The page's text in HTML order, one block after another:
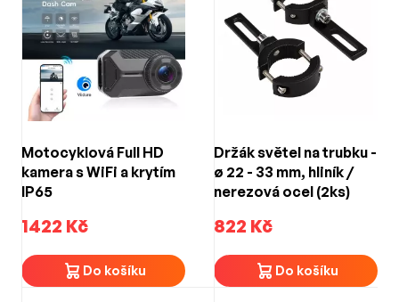
Motocyklová Full HD
kamera s WiFi a krytím
IP65
1422 Kč
Do košíku
Držák světel na trubku -
ø 22 - 33 mm, hliník /
nerezová ocel (2ks)
822 Kč
Do košíku